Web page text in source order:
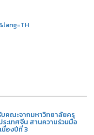
คณะจากมหาวิทยาลัยครุ
ะเทศจีน สานความร่วมมือ
นื่องปีที่ 3